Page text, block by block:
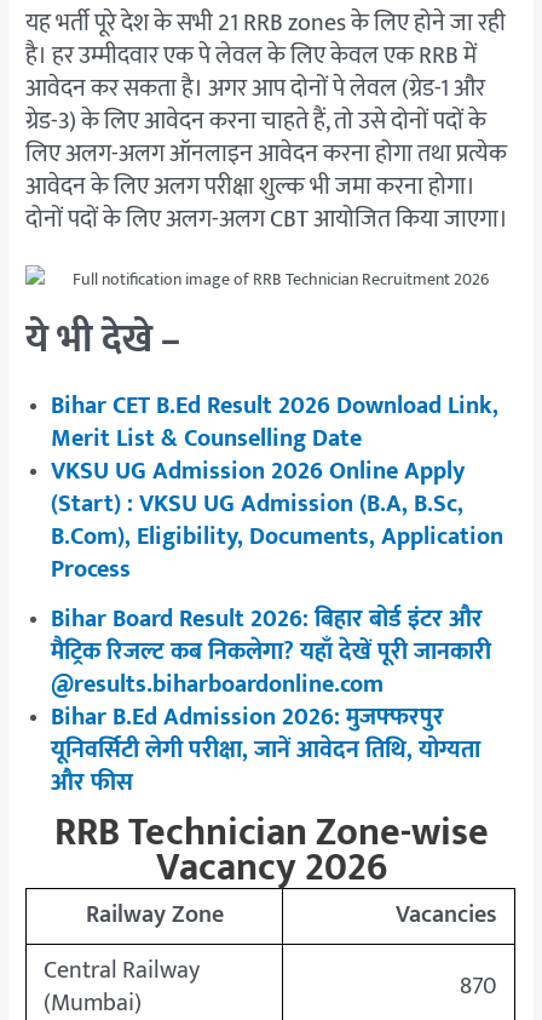
यह भर्ती पूरे देश के सभी 21 RRB zones के लिए होने जा रही
है। हर उम्मीदवार एक पे लेवल के लिए केवल एक RRB में
आवेदन कर सकता है। अगर आप दोनों पे लेवल (ग्रेड-1 और
ग्रेड-3) के लिए आवेदन करना चाहते हैं, तो उसे दोनों पदों के
लिए अलग-अलग ऑनलाइन आवेदन करना होगा तथा प्रत्येक
आवेदन के लिए अलग परीक्षा शुल्क भी जमा करना होगा।
दोनों पदों के लिए अलग-अलग CBT आयोजित किया जाएगा।
ये भी देखे –
Bihar CET B.Ed Result 2026 Download Link,
Merit List & Counselling Date
VKSU UG Admission 2026 Online Apply
(Start) : VKSU UG Admission (B.A, B.Sc,
B.Com), Eligibility, Documents, Application
Process
Bihar Board Result 2026: बिहार बोर्ड इंटर और
मैट्रिक रिजल्ट कब निकलेगा? यहाँ देखें पूरी जानकारी
@results.biharboardonline.com
Bihar B.Ed Admission 2026: मुजफ्फरपुर
यूनिवर्सिटी लेगी परीक्षा, जानें आवेदन तिथि, योग्यता
और फीस
RRB Technician Zone-wise
Vacancy 2026
Railway Zone
Vacancies
Central Railway
(Mumbai) 870